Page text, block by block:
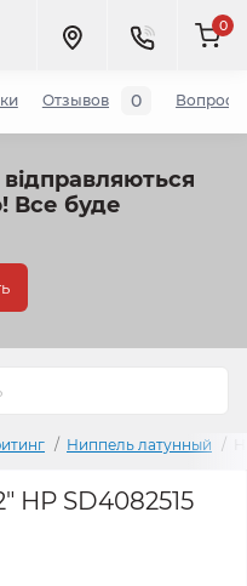
Все буде
0
Ниппель латунный
НР SD4082515
Отзывов 0 Вопросы